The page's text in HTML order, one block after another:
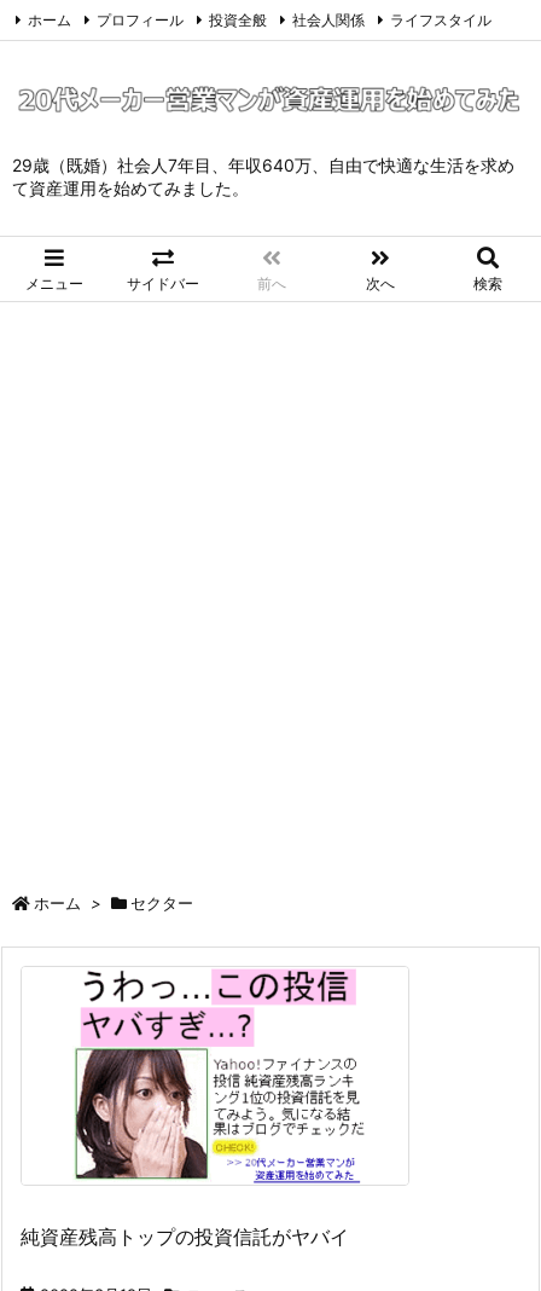
29歳（既婚）社会人7年目、年収640万、自由で快適な生活を求め
て資産運用を始めてみました。
メニュー サイドバー 前へ 次へ 検索
ホーム プロフィール 投資全般 社会人関係 ライフスタイル
Feedly
ホーム > セクター
純資産残高トップの投資信託がヤバイ